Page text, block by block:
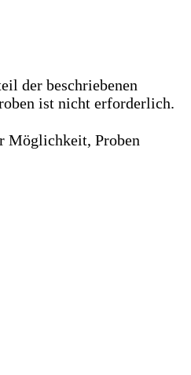
der beschriebenen
ist nicht erforderlich.
Möglichkeit, Proben